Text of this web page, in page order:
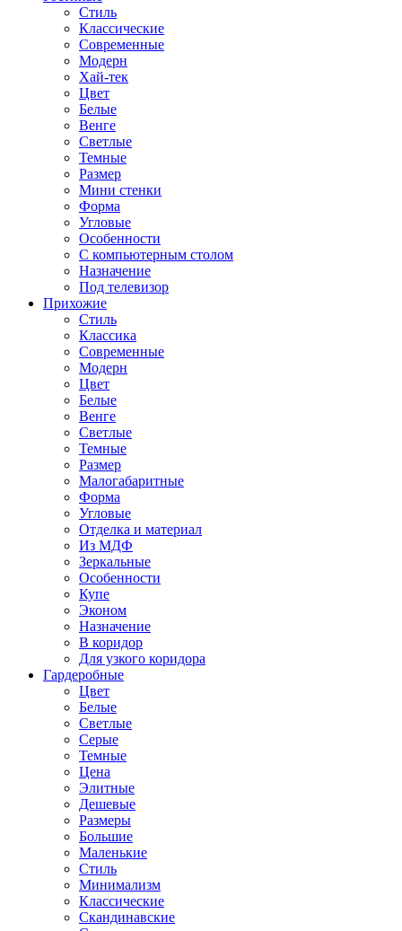
Стиль
Классические
Современные
Модерн
Хай-тек
Цвет
Белые
Венге
Светлые
Темные
Размер
Мини стенки
Форма
Угловые
Особенности
С компьютерным столом
Назначение
Под телевизор
Прихожие
Стиль
Классика
Современные
Модерн
Цвет
Белые
Венге
Светлые
Темные
Размер
Малогабаритные
Форма
Угловые
Отделка и материал
Из МДФ
Зеркальные
Особенности
Купе
Эконом
Назначение
В коридор
Для узкого коридора
Гардеробные
Цвет
Белые
Светлые
Серые
Темные
Цена
Элитные
Дешевые
Размеры
Большие
Маленькие
Стиль
Минимализм
Классические
Скандинавские